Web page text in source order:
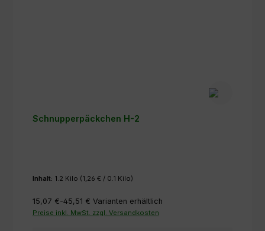
Schnupperpäckchen H-2
Inhalt: 1.2 Kilo (1,26 € / 0.1 Kilo)
15,07 €-45,51 € Varianten erhältlich
Preise inkl. MwSt. zzgl. Versandkosten